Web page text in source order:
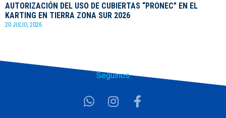
AUTORIZACIÓN DEL USO DE CUBIERTAS “PRONEC” EN EL
KARTING EN TIERRA ZONA SUR 2026
20 JULIO, 2026
Seguinos